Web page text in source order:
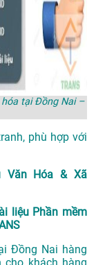
tại Đồng Nai –
phù hợp với
Văn Hóa & Xã
liệu Phần mềm
Đồng Nai hàng